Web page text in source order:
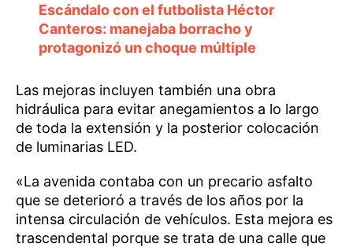
Escándalo con el futbolista Héctor
Canteros: manejaba borracho y
protagonizó un choque múltiple
Las mejoras incluyen también una obra
hidráulica para evitar anegamientos a lo largo
de toda la extensión y la posterior colocación
de luminarias LED.
«La avenida contaba con un precario asfalto
que se deterioró a través de los años por la
intensa circulación de vehículos. Esta mejora es
trascendental porque se trata de una calle que